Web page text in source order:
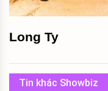
Long Ty
Tin khác Showbiz